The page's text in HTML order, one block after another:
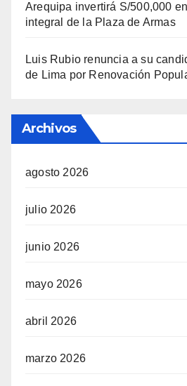
Arequipa invertirá S/500,000
integral de la Plaza de Armas
Luis Rubio renuncia a su
de Lima por Renovación
Archivos
agosto 2026
julio 2026
junio 2026
mayo 2026
abril 2026
marzo 2026